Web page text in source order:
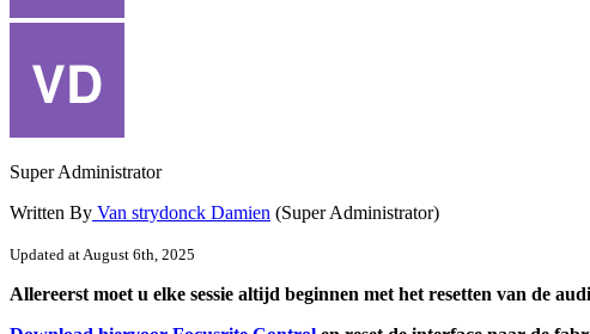
Super Administrator
Written By Van strydonck Damien (Super Administrator)
Updated at August 6th, 2025
Allereerst moet u elke sessie altijd beginnen met het resetten van de